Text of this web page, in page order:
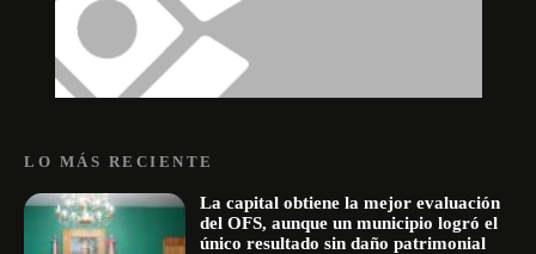
LO MÁS RECIENTE
La capital obtiene la mejor evaluación
del OFS, aunque un municipio logró el
único resultado sin daño patrimonial